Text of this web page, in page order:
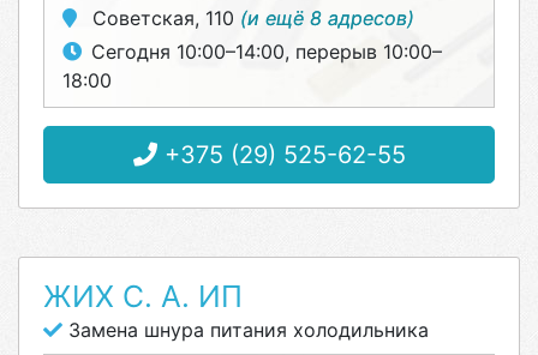
Советская, 110 (и ещё 8 адресов)
Сегодня 10:00–14:00, перерыв 10:00–
18:00
+375 (29) 525-62-55
ЖИХ С. А. ИП
Замена шнура питания холодильника